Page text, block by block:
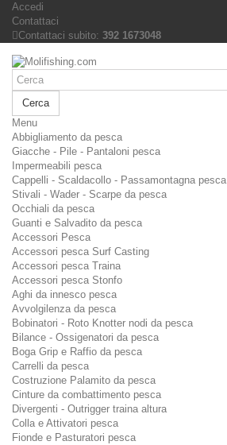
Accedi
Contattaci
Contattaci subito: 392 1673048
Cerca
Menu
Abbigliamento da pesca
Giacche - Pile - Pantaloni pesca
Impermeabili pesca
Cappelli - Scaldacollo - Passamontagna pesca
Stivali - Wader - Scarpe da pesca
Occhiali da pesca
Guanti e Salvadito da pesca
Accessori Pesca
Accessori pesca Surf Casting
Accessori pesca Traina
Accessori pesca Stonfo
Aghi da innesco pesca
Avvolgilenza da pesca
Bobinatori - Roto Knotter nodi da pesca
Bilance - Ossigenatori da pesca
Boga Grip e Raffio da pesca
Carrelli da pesca
Costruzione Palamito da pesca
Cinture da combattimento pesca
Divergenti - Outrigger traina altura
Colla e Attivatori pesca
Fionde e Pasturatori pesca